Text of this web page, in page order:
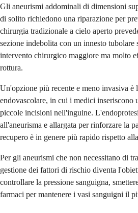
Gli aneurismi addominali di dimensioni
di solito richiedono una riparazione per
chirurgia tradizionale a cielo aperto
sezione indebolita con un innesto tubolare
intervento chirurgico maggiore ma molto
rottura.
Un'opzione più recente e meno invasiva è
endovascolare, in cui i medici inseriscono
piccole incisioni nell'inguine.
all'aneurisma e allargata per rinforzare la
recupero è in genere più rapido rispetto
Per gli aneurismi che non necessitano di
gestione dei fattori di rischio diventa
controllare la pressione sanguigna,
farmaci per mantenere i vasi sanguigni il